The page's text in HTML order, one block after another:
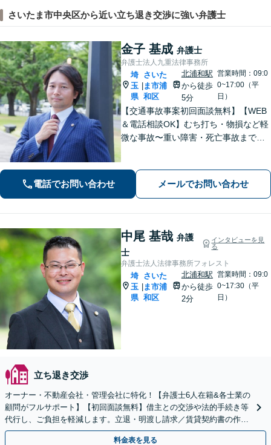
さいたま市中央区から近い立ち退き交渉に強い弁護士
金子 基成 弁護士
弁護士法人九重法律事務所
埼
玉
県
さいた
ま市浦
和区
北浦和駅
から徒歩
5分
営業時間：09:0
0~17:00（平
日）
【交通事故事案初回面談無料】【WEB
＆電話相談OK】むち打ち・物損など軽
微な事故〜重い障害・死亡事故まで、
解決まで全て弁護士が対応し、負担を
軽減します【北浦和駅7分】
電話でお問い合わせ メールでお問い合わせ
中尾 基哉 弁護
士
インタビューを見
る
弁護士法人法律事務所フォレスト
埼
玉
県
さいた
ま市浦
和区
北浦和駅
から徒歩
2分
営業時間：09:0
0~17:30（平
日）
立ち退き交渉
オーナー・不動産会社・管理会社に特化！【弁護士6人在籍&各士業の
顧問がフルサポート】【初回面談無料】借主との交渉や法的手続き等
代行し、ご負担を軽減します。立退・明渡し請求／賃貸契約書の作
成・チェックなどお気軽にご相談ください【北浦和駅2分】
料金表を見る